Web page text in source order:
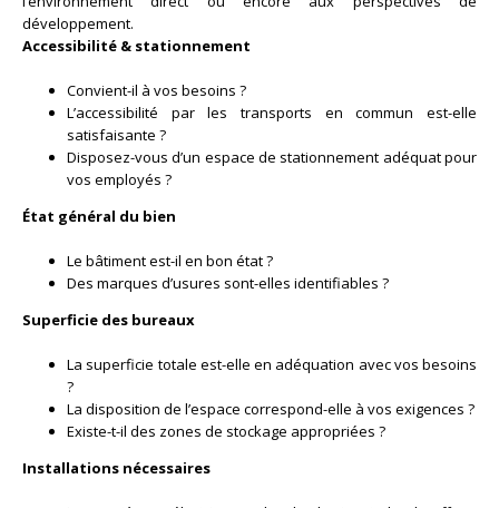
développement.
Accessibilité & stationnement
Convient-il à vos besoins ?
L’accessibilité par les transports en commun est-elle
satisfaisante ?
Disposez-vous d’un espace de stationnement adéquat pour
vos employés ?
État général du bien
Le bâtiment est-il en bon état ?
Des marques d’usures sont-elles identifiables ?
Superficie des bureaux
La superficie totale est-elle en adéquation avec vos besoins
?
La disposition de l’espace correspond-elle à vos exigences ?
Existe-t-il des zones de stockage appropriées ?
Installations nécessaires